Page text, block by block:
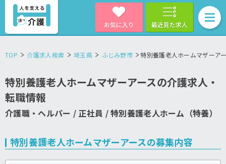
お気に入り 最近見た求人
TOP 介護求人検索 埼玉県 ふじみ野市 特別養護老人ホームマザーア
特別養護老人ホームマザーアースの介護求人・
転職情報
介護職・ヘルパー / 正社員 / 特別養護老人ホーム（特養）
特別養護老人ホームマザーアースの募集内容